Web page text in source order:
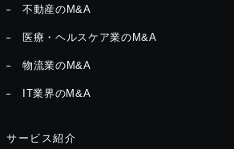
不動産のM&A
医療・ヘルスケア業のM&A
物流業のM&A
IT業界のM&A
サービス紹介